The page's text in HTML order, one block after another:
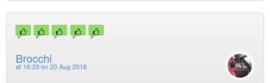
Brocchi
at 16:33 on 20 Aug 2016